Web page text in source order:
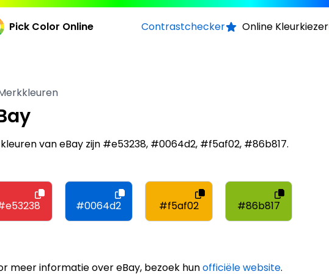
Pick Color Online Contrastchecker Online Kleurkiezer
van eBay zijn #e53238, #0064d2, #f5af02, #86b817.
#0064d2 #f5af02 #86b817
meer informatie over eBay, bezoek hunofficiële website.